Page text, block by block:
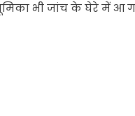
भी जांच के घेरे में आ